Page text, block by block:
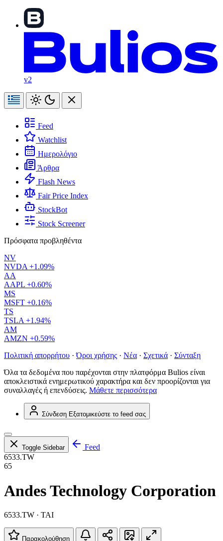
v2
Feed
Watchlist
Ημερολόγιο
Άρθρα
Flash News
Fair Price Index
StockBot
Stock Screener
Πρόσφατα προβληθέντα
NV
NVDA +1.09%
AA
AAPL +0.60%
MS
MSFT +0.16%
TS
TSLA +1.94%
AM
AMZN +0.59%
Πολιτική απορρήτου · Όροι χρήσης · Νέα · Σχετικά · Σύνταξη
Όλα τα δεδομένα που παρέχονται στην πλατφόρμα Bulios είναι
αποκλειστικά ενημερωτικού χαρακτήρα και δεν προορίζονται για
συναλλαγές ή επενδύσεις. Μάθετε περισσότερα
Σύνδεση Εξατομικεύστε το feed σας
Toggle Sidebar
Feed
6533.TW
65
Andes Technology Corporation
6533.TW · TAI
Παρακολούθηση